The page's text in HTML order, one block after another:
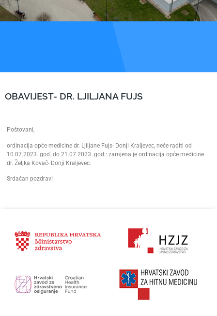
OBAVIJEST- DR. LJILJANA FUJS
Poštovani,
ordinacija opće medicine dr. Ljiljane Fujs- Donji Kraljevec, neće raditi od
10.07.2023. god. do 21.07.2023. god.: zamjena je ordinacija opće medicine
dr. Željka Kovač- Donji Kraljevec.
Srdačan pozdrav!